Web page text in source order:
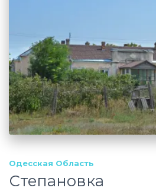
Одесская Область
Степановка